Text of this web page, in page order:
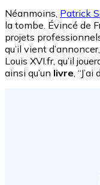
Néanmoins, Patrick
la tombe. Évincé de
projets
qu’il vient
Louis XVI.fr, qu’il
ainsi qu’un livre ,